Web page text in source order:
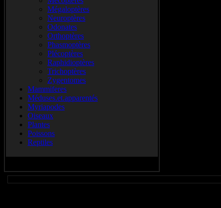
Mégaloptères
Neuroptères
Odonates
Orthoptères
Phasmoptères
Plécoptères
Raphidioptères
Trichoptères
Zygentomes
Mammiferes
Méduses.et.apparentés
Myriapodes
Oiseaux
Plantes
Poissons
Reptiles